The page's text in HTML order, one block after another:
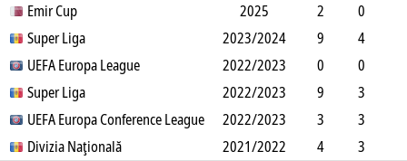
1
0 0 351
Emir Cup 2025 2
0
0
0 0 0 180
Super Liga 2023/2024 9
4
1
10 1 0 0 489
UEFA Europa League 2022/2023 0
0
0
3 0 0
Super Liga 2022/2023 9
3
4
10 0 2 0 0 463
UEFA Europa Conference League 2022/2023 3
3
0
4 0 0 0 48
Divizia Naţională 2021/2022 4
3